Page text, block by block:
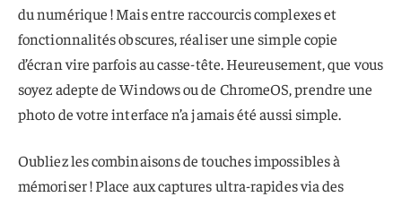
du numérique ! Mais entre raccourcis complexes et
fonctionnalités obscures, réaliser une simple copie
d’écran vire parfois au casse-tête. Heureusement, que vous
soyez adepte de Windows ou de ChromeOS, prendre une
photo de votre interface n’a jamais été aussi simple.
Oubliez les combinaisons de touches impossibles à
mémoriser ! Place aux captures ultra-rapides via des